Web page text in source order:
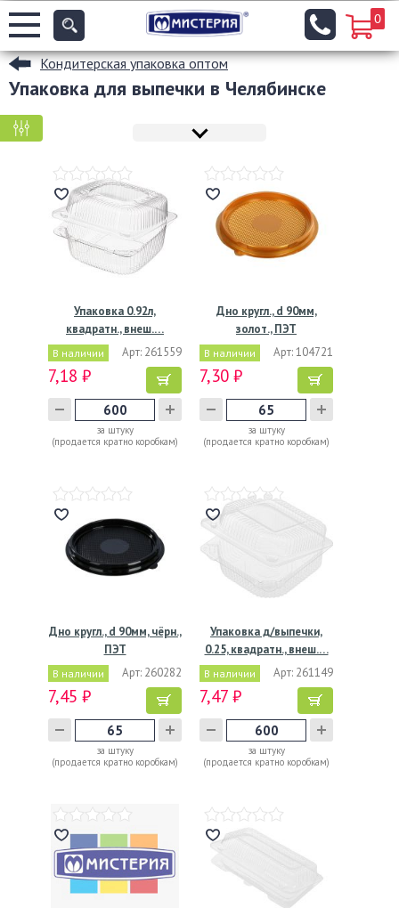
0
Кондитерская упаковка оптом
Упаковка для выпечки в Челябинске
Упаковка 0.92л,
квадратн., внеш.…
В наличии Арт: 261559
7,18 ₽
за штуку
(продается кратно коробкам)
Дно кругл., d 90мм,
золот., ПЭТ
В наличии Арт: 104721
7,30 ₽
за штуку
(продается кратно коробкам)
Дно кругл., d 90мм, чёрн.,
ПЭТ
В наличии Арт: 260282
7,45 ₽
за штуку
(продается кратно коробкам)
Упаковка д/выпечки,
0.25, квадратн., внеш.…
В наличии Арт: 261149
7,47 ₽
за штуку
(продается кратно коробкам)